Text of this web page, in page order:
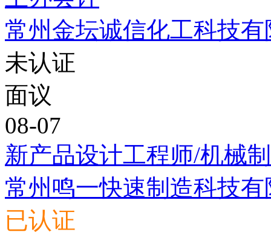
常州金坛诚信化工科技有
未认证
面议
08-07
新产品设计工程师/机械
常州鸣一快速制造科技有
已认证